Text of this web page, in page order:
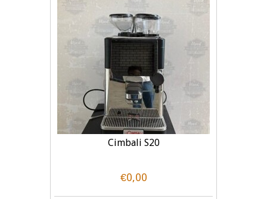
Cimbali S20
€0,00